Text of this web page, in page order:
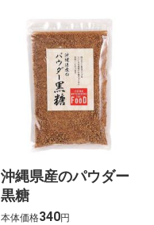
沖縄県産のパウダー
黒糖
本体価格340円